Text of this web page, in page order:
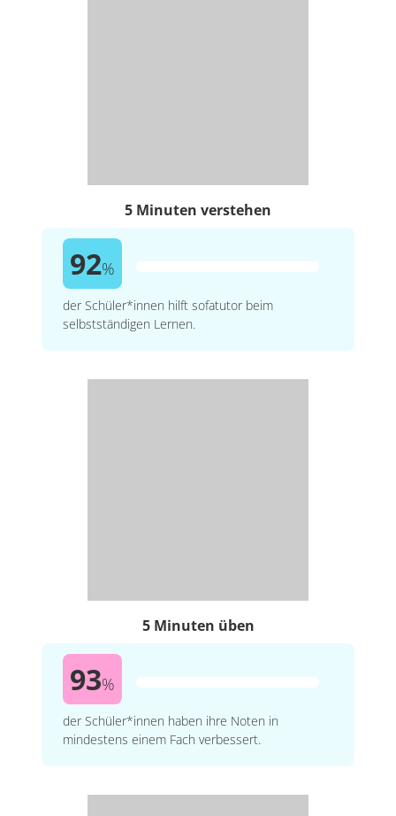
5 Minuten verstehen
92%
der Schüler*innen hilft sofatutor beim
selbstständigen Lernen.
5 Minuten üben
93%
der Schüler*innen haben ihre Noten in
mindestens einem Fach verbessert.